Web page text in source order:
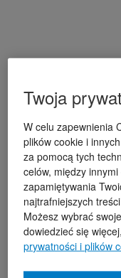
Twoja
W celu zapewnienia
plików cookie i
za pomocą tych
celów, między
zapamiętywania
najtrafniejszych
Możesz wybrać
dowiedzieć się
prywatności i plików